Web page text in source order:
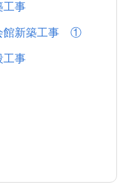
工事
館新築工事 ①
工事